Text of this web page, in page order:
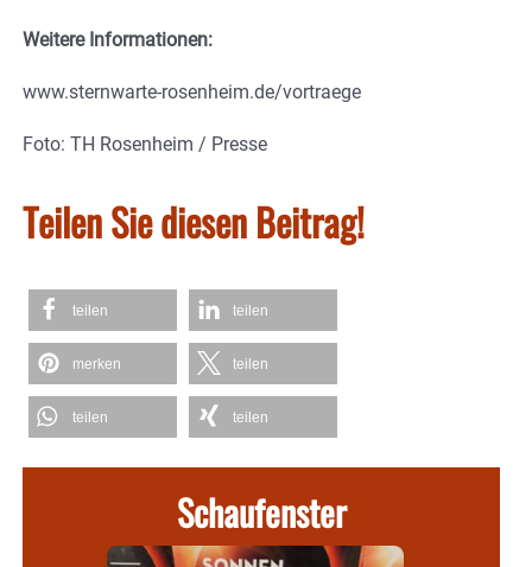
Weitere Informationen:
www.sternwarte-rosenheim.de/vortraege
Foto: TH Rosenheim / Presse
Teilen Sie diesen Beitrag!
teilen teilen
merken teilen
teilen teilen
Schaufenster